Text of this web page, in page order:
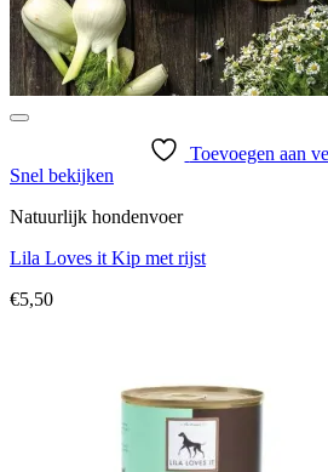
Toevoegen aan
Snel bekijken
Natuurlijk hondenvoer
Lila Loves it Kip met rijst
€5,50